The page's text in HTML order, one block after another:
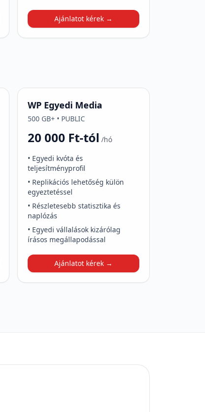
Ajánlatot kérek →
WP Egyedi Media
500 GB+ • PUBLIC
20 000 Ft-tól /hó
• Egyedi kvóta és
teljesítményprofil
• Replikációs lehetőség külön
egyeztetéssel
• Részletesebb statisztika és
naplózás
• Egyedi vállalások kizárólag
írásos megállapodással
Ajánlatot kérek →